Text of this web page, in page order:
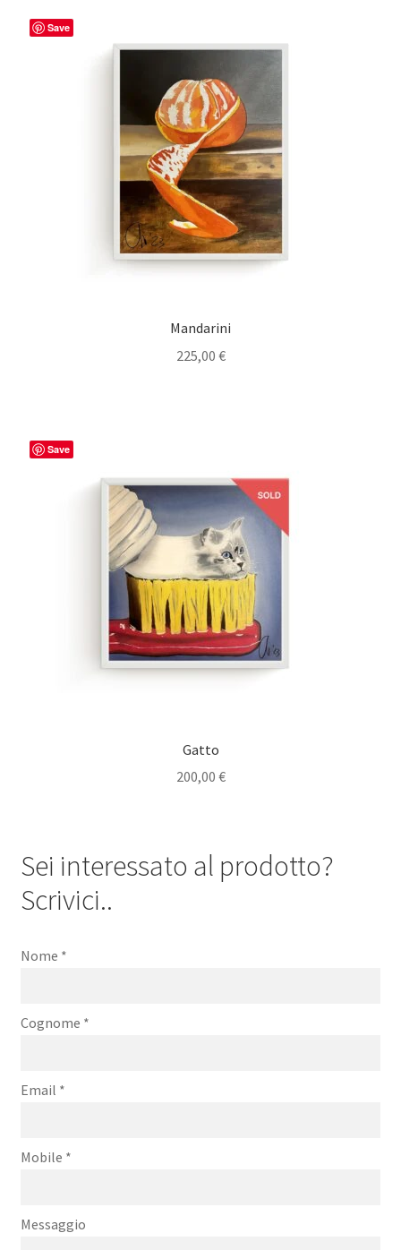
Save
Mandarini
225,00 €
Save
Gatto
200,00 €
Sei interessato al prodotto?
Scrivici..
Nome *
Cognome *
Email *
Mobile *
Messaggio